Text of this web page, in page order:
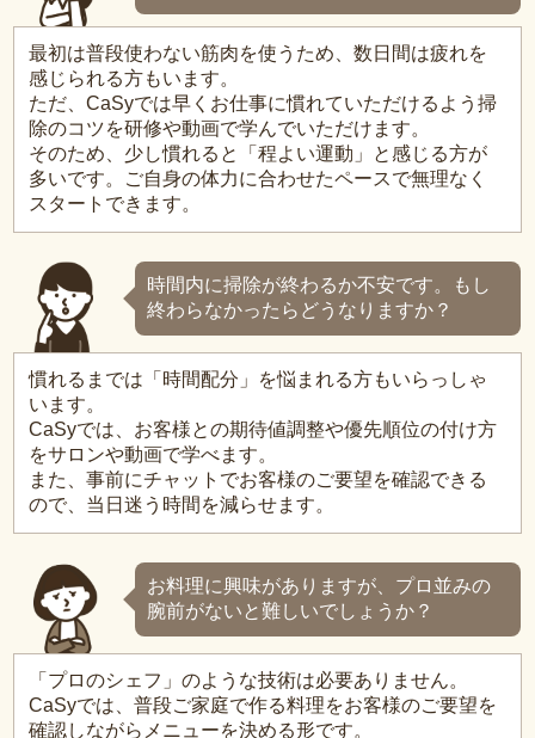
最初は普段使わない筋肉を使うため、数日間は疲れを
感じられる方もいます。
ただ、CaSyでは早くお仕事に慣れていただけるよう掃
除のコツを研修や動画で学んでいただけます。
そのため、少し慣れると「程よい運動」と感じる方が
多いです。ご自身の体力に合わせたペースで無理なく
スタートできます。
時間内に掃除が終わるか不安です。もし
終わらなかったらどうなりますか？
慣れるまでは「時間配分」を悩まれる方もいらっしゃ
います。
CaSyでは、お客様との期待値調整や優先順位の付け方
をサロンや動画で学べます。
また、事前にチャットでお客様のご要望を確認できる
ので、当日迷う時間を減らせます。
お料理に興味がありますが、プロ並みの
腕前がないと難しいでしょうか？
「プロのシェフ」のような技術は必要ありません。
CaSyでは、普段ご家庭で作る料理をお客様のご要望を
確認しながらメニューを決める形です。